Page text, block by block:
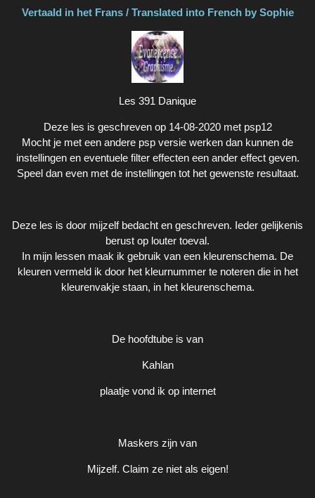
Vertaald in het Frans / Translated into French by Sophie
Les 391 Danique
Deze les is geschreven op 14-08-2020 met psp12
Mocht je met een andere psp versie werken dan kunnen de
instellingen en eventuele filter effecten een ander effect geven.
Speel dan even met de instellingen tot het gewenste resultaat.
Deze les is door mijzelf bedacht en geschreven. Ieder gelijkenis
berust op louter toeval.
In mijn lessen maak ik gebruik van een kleurenschema. De
kleuren vermeld ik door het kleurnummer te noteren die in het
kleurenvakje staan, in het kleurenschema.
De hoofdtube is van
Kahlan
plaatje vond ik op internet
Maskers zijn van
Mijzelf. Claim ze niet als eigen!